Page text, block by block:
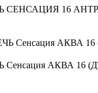
СЕНСАЦИЯ 16
АКВА 16